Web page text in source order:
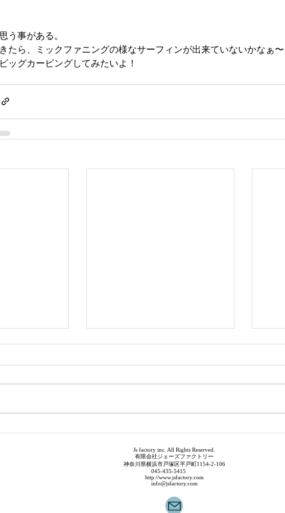
う事がある。
たら、ミックファニングの様なサーフィンが出来ていないかなぁ
ッグカービングしてみたいよ！
Js factory inc. All Rights Reserved.
有限会社ジェーズファクトリー
神奈川県横浜市戸塚区平戸町1154-2-106
045-435-5415
http://www.jsfactory.com
info@jsfactory.com